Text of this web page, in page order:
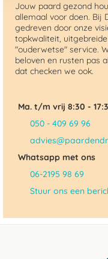
Jouw paard gezond
allemaal voor doen. Bij
gedreven door onze
topkwaliteit,
"ouderwetse" service.
beloven en rusten pas
dat checken we ook.
Ma. t/m vrij 8:30 -
050 - 409 69 96
Whatsapp met ons
06-2195 98 69
Stuur ons een